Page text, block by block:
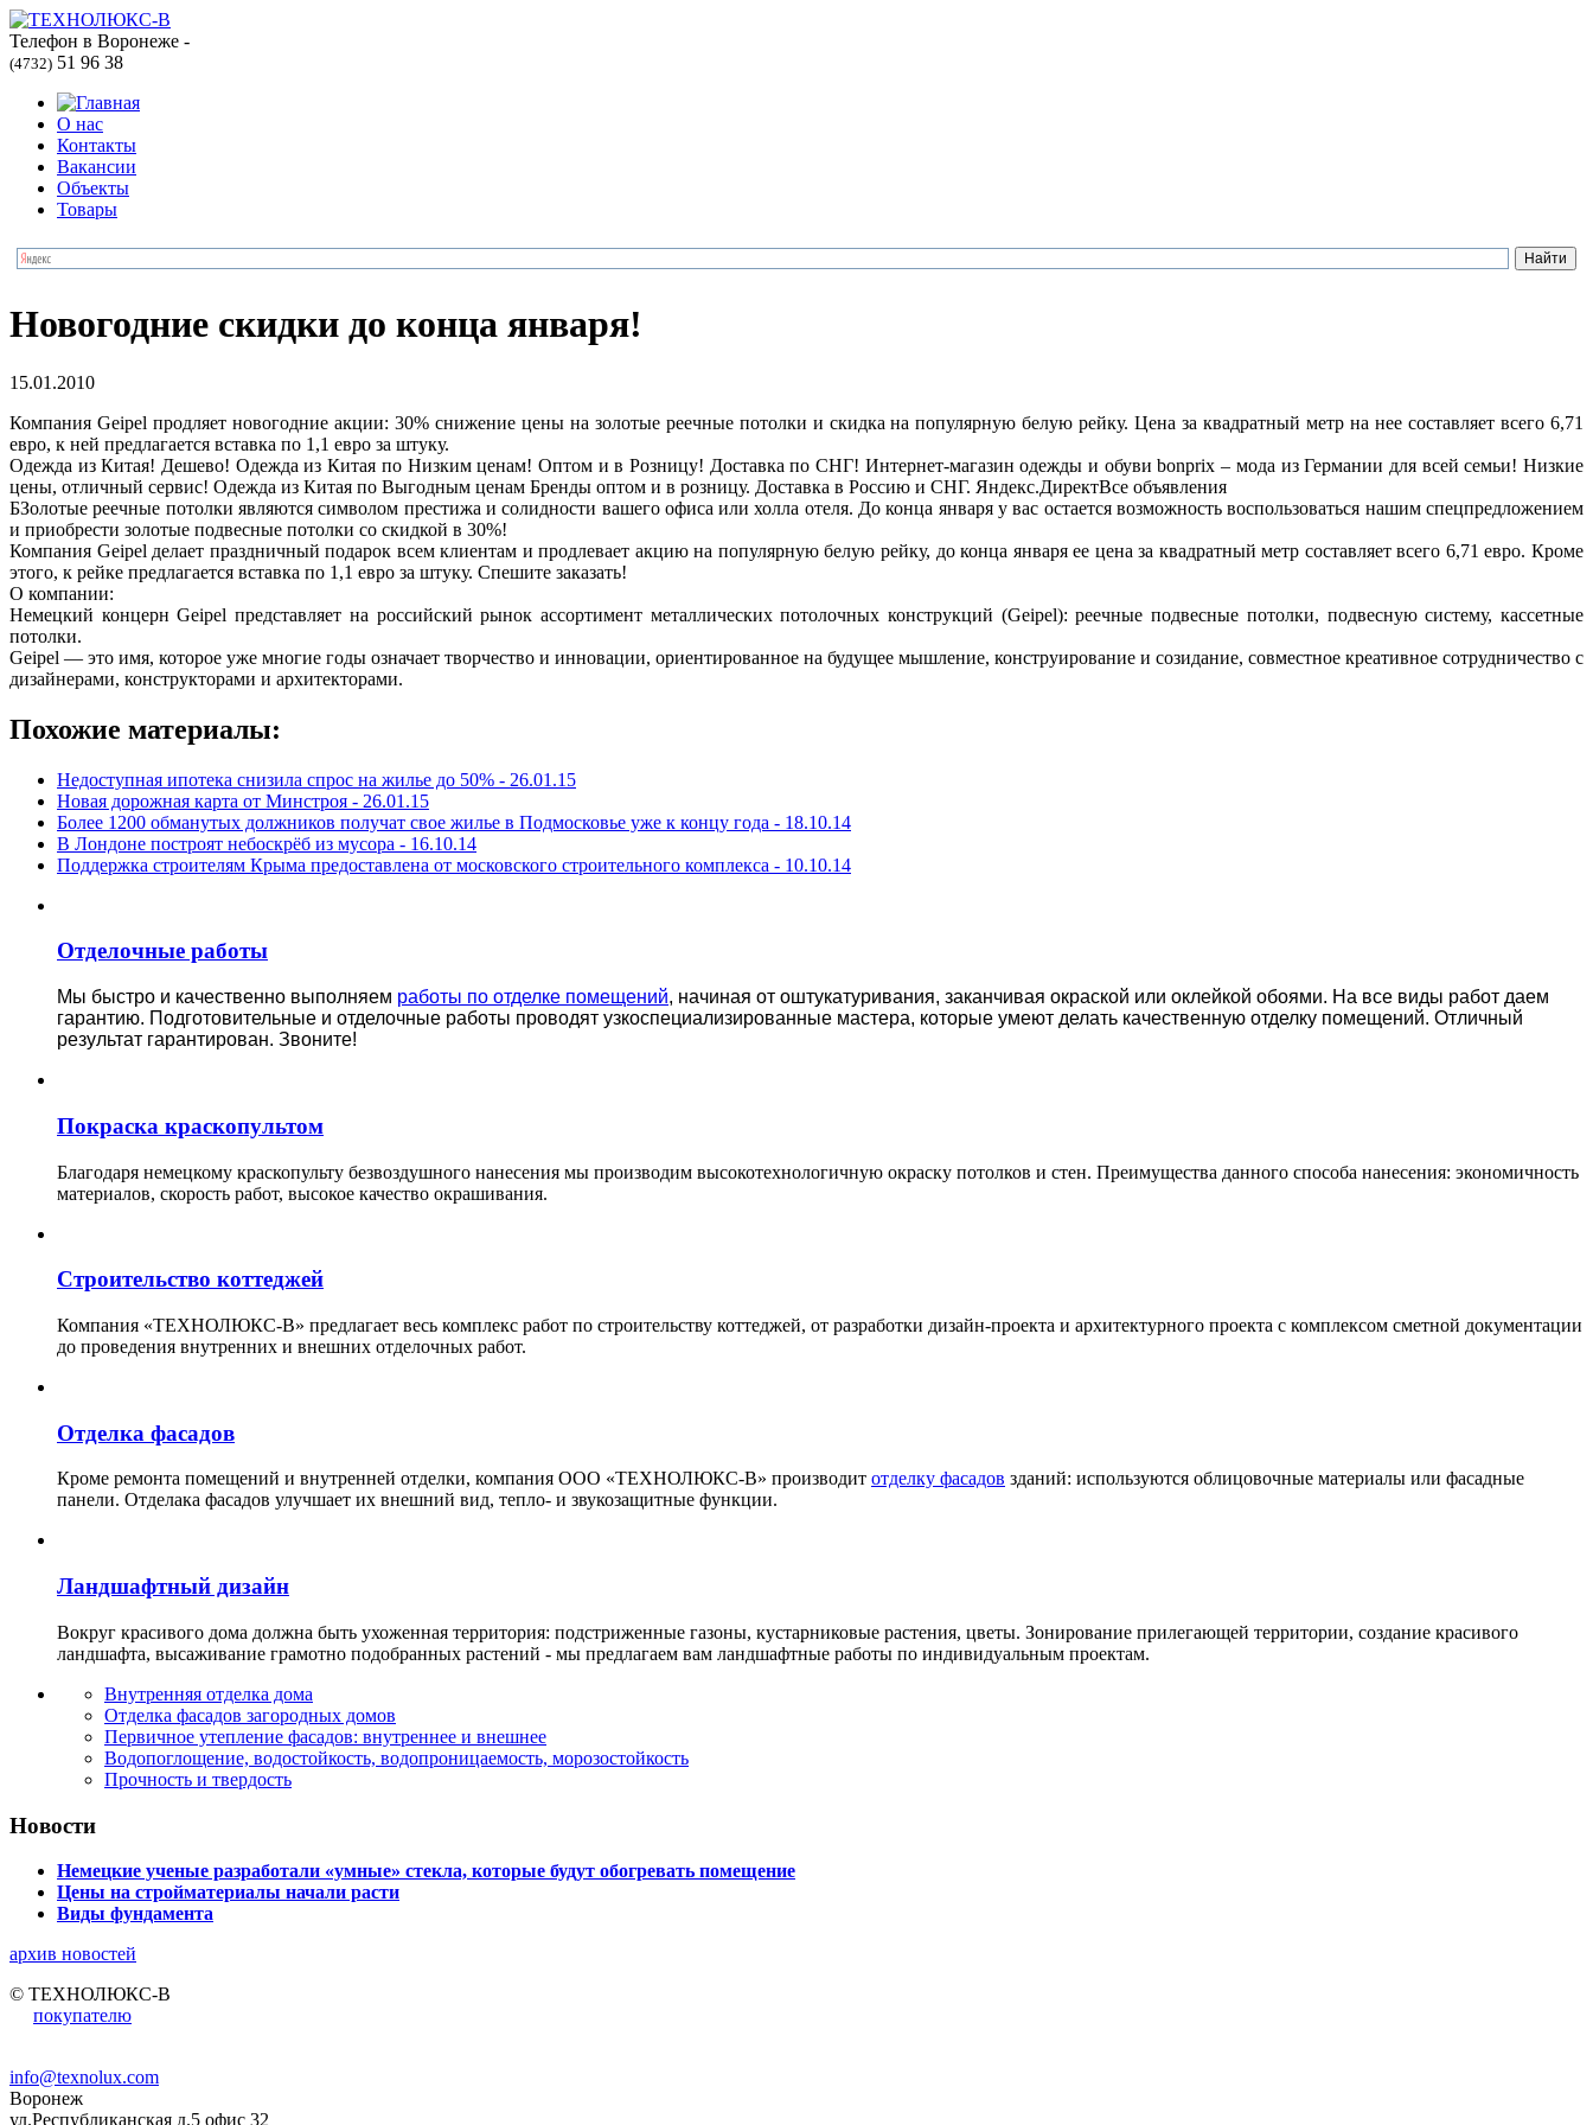
Телефон в Воронеже -
(4732) 51 96 38
О нас
Контакты
Вакансии
Объекты
Товары
Новогодние скидки до конца января!
15.01.2010
Компания Geipel продляет новогодние акции: 30% снижение цены на золотые реечные потолки и скидка на популярную белую рейку. Цена за квадратный метр на нее составляет всего 6,71
евро, к ней предлагается вставка по 1,1 евро за штуку.
Одежда из Китая! Дешево! Одежда из Китая по Низким ценам! Оптом и в Розницу! Доставка по СНГ! Интернет-магазин одежды и обуви bonprix – мода из Германии для всей семьи! Низкие
цены, отличный сервис! Одежда из Китая по Выгодным ценам Бренды оптом и в розницу. Доставка в Россию и СНГ. Яндекс.ДиректВсе объявления
БЗолотые реечные потолки являются символом престижа и солидности вашего офиса или холла отеля. До конца января у вас остается возможность воспользоваться нашим спецпредложением
и приобрести золотые подвесные потолки со скидкой в 30%!
Компания Geipel делает праздничный подарок всем клиентам и продлевает акцию на популярную белую рейку, до конца января ее цена за квадратный метр составляет всего 6,71 евро. Кроме
этого, к рейке предлагается вставка по 1,1 евро за штуку. Спешите заказать!
О компании:
Немецкий концерн Geipel представляет на российский рынок ассортимент металлических потолочных конструкций (Geipel): реечные подвесные потолки, подвесную систему, кассетные
потолки.
Geipel — это имя, которое уже многие годы означает творчество и инновации, ориентированное на будущее мышление, конструирование и созидание, совместное креативное сотрудничество с
дизайнерами, конструкторами и архитекторами.
Похожие материалы:
Недоступная ипотека снизила спрос на жилье до 50% - 26.01.15
Новая дорожная карта от Минстроя - 26.01.15
Более 1200 обманутых должников получат свое жилье в Подмосковье уже к концу года - 18.10.14
В Лондоне построят небоскрёб из мусора - 16.10.14
Поддержка строителям Крыма предоставлена от московского строительного комплекса - 10.10.14
Отделочные работы
Мы быстро и качественно выполняем работы по отделке помещений, начиная от оштукатуривания, заканчивая окраской или оклейкой обоями. На все виды работ даем
гарантию. Подготовительные и отделочные работы проводят узкоспециализированные мастера, которые умеют делать качественную отделку помещений. Отличный
результат гарантирован. Звоните!
Покраска краскопультом
Благодаря немецкому краскопульту безвоздушного нанесения мы производим высокотехнологичную окраску потолков и стен. Преимущества данного способа нанесения: экономичность
материалов, скорость работ, высокое качество окрашивания.
Строительство коттеджей
Компания «ТЕХНОЛЮКС-В» предлагает весь комплекс работ по строительству коттеджей, от разработки дизайн-проекта и архитектурного проекта с комплексом сметной документации
до проведения внутренних и внешних отделочных работ.
Отделка фасадов
Кроме ремонта помещений и внутренней отделки, компания ООО «ТЕХНОЛЮКС-В» производит отделку фасадов зданий: используются облицовочные материалы или фасадные
панели. Отделака фасадов улучшает их внешний вид, тепло- и звукозащитные функции.
Ландшафтный дизайн
Вокруг красивого дома должна быть ухоженная территория: подстриженные газоны, кустарниковые растения, цветы. Зонирование прилегающей территории, создание красивого
ландшафта, высаживание грамотно подобранных растений - мы предлагаем вам ландшафтные работы по индивидуальным проектам.
Внутренняя отделка дома
Отделка фасадов загородных домов
Первичное утепление фасадов: внутреннее и внешнее
Водопоглощение, водостойкость, водопроницаемость, морозостойкость
Прочность и твердость
Новости
Немецкие ученые разработали «умные» стекла, которые будут обогревать помещение
Цены на стройматериалы начали расти
Виды фундамента
архив новостей
© ТЕХНОЛЮКС-В
покупателю
info@texnolux.com
Воронеж
ул.Республиканская д.5 офис 32